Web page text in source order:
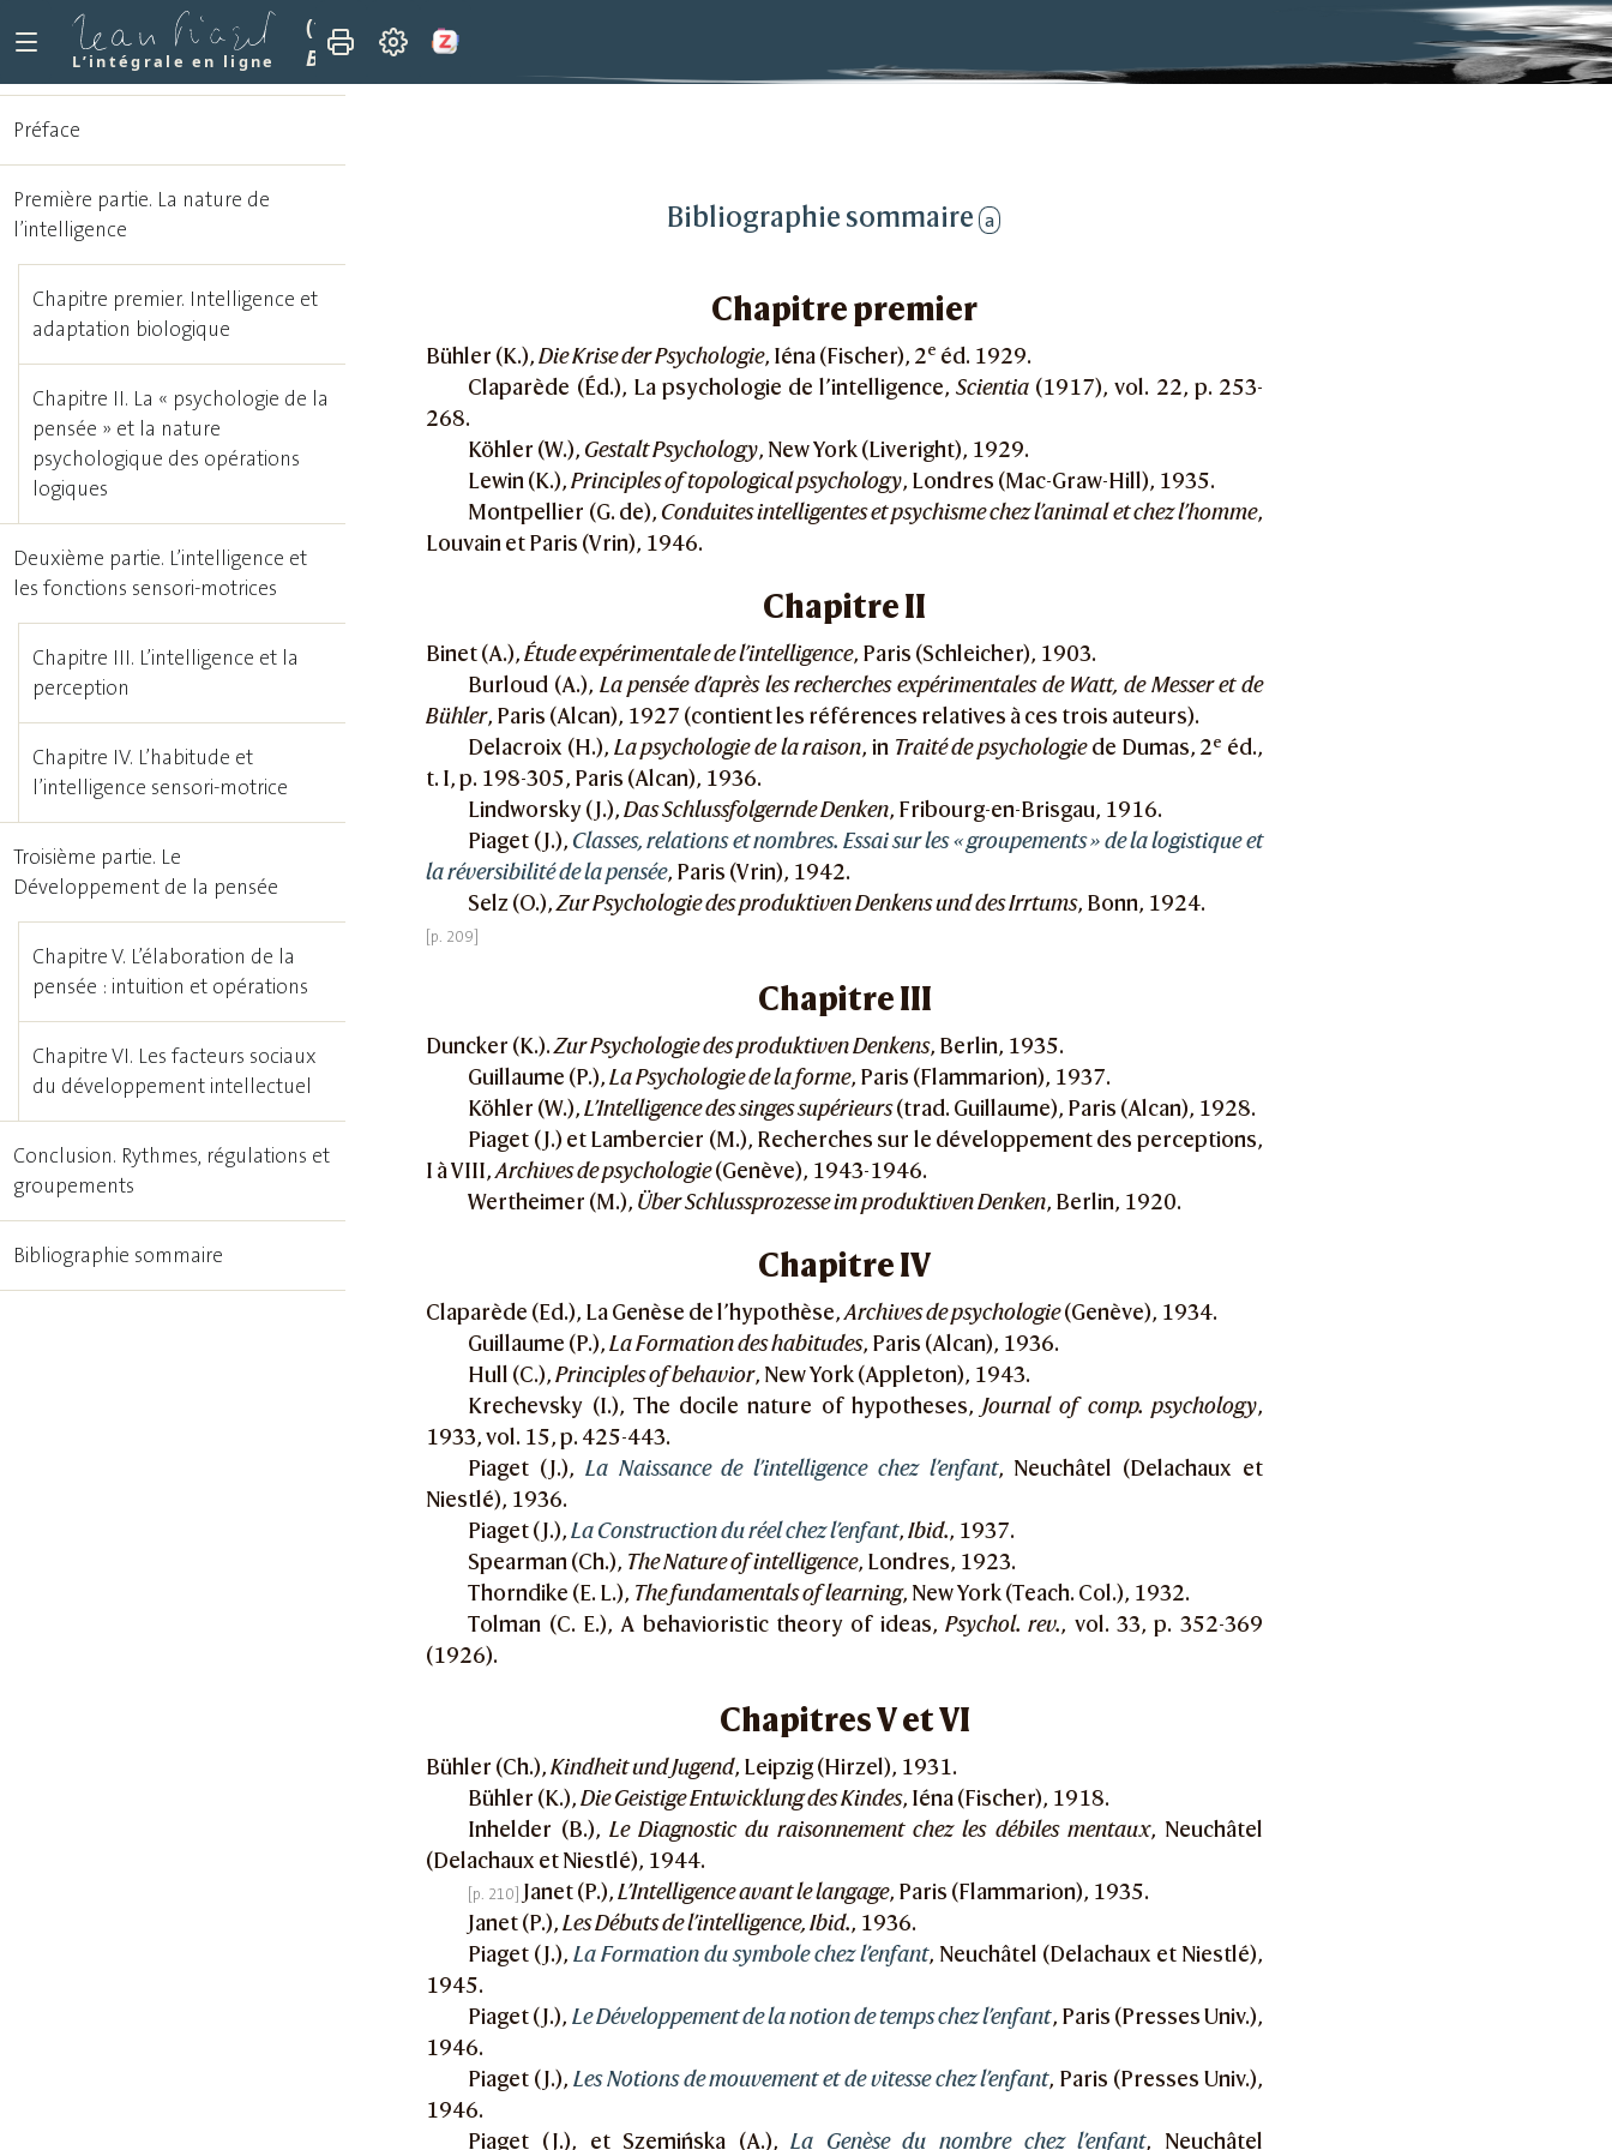
L’intégrale en ligne
(1947)
La psychologie de l’intelligence
Bibliographie sommaire
Bibliographie sommaire a
Chapitre premier
Bühler (K.),Die Krise der Psychologie, Iéna (Fischer), 2e éd. 1929.
Claparède (Éd.), La psychologie de l’intelligence,Scientia (1917), vol. 22, p. 253-
268.
Köhler (W.), Gestalt Psychology, New York (Liveright), 1929.
Lewin (K.),Principles of topological psychology, Londres (Mac-Graw-Hill), 1935.
Montpellier (G. de), Conduites intelligentes et psychisme chez l’animal et chez l’homme,
Louvain et Paris (Vrin), 1946.
Chapitre II
Binet (A.),Étude expérimentale de l’intelligence, Paris (Schleicher), 1903.
Burloud (A.), La pensée d’après les recherches expérimentales de Watt, de Messer et de
Bühler, Paris (Alcan), 1927 (contient les références relatives à ces trois auteurs).
Delacroix (H.), La psychologie de la raison, in Traité de psychologiede Dumas, 2e éd.,
t. I, p. 198-305, Paris (Alcan), 1936.
Lindworsky (J.),Das Schlussfolgernde Denken, Fribourg-en-Brisgau, 1916.
Piaget (J.), Classes, relations et nombres. Essai sur les « groupements » de la logistique et
la réversibilité de la pensée, Paris (Vrin), 1942.
Selz (O.),Zur Psychologie des produktiven Denkens und des Irrtums, Bonn, 1924.
Chapitre III
Duncker (K.).Zur Psychologie des produktiven Denkens, Berlin, 1935.
Guillaume (P.),La Psychologie de la forme, Paris (Flammarion), 1937.
Köhler (W.),L’Intelligence des singes supérieurs(trad. Guillaume), Paris (Alcan), 1928.
Piaget (J.) et Lambercier (M.), Recherches sur le développement des perceptions,
I à VIII,Archives de psychologie(Genève), 1943-1946.
Wertheimer (M.), Über Schlussprozesse im produktiven Denken, Berlin, 1920.
Chapitre IV
Claparède (Ed.), La Genèse de l’hypothèse,Archives de psychologie(Genève), 1934.
Guillaume (P.),La Formation des habitudes, Paris (Alcan), 1936.
Hull (C.),Principles of behavior, New York (Appleton), 1943.
Krechevsky (I.), The docile nature of hypotheses,Journal of comp. psychology,
1933, vol. 15, p. 425-443.
Piaget (J.), La Naissance de l’intelligence chez l’enfant, Neuchâtel (Delachaux et
Niestlé), 1936.
Piaget (J.),La Construction du réel chez l’enfant,Ibid., 1937.
Spearman (Ch.), The Nature of intelligence, Londres, 1923.
Thorndike (E. L.), The fundamentals of learning, New York (Teach. Col.), 1932.
Tolman (C. E.), A behavioristic theory of ideas,Psychol. rev., vol. 33, p. 352-369
(1926).
Chapitres V et VI
Bühler (Ch.),Kindheit und Jugend, Leipzig (Hirzel), 1931.
Bühler (K.),Die Geistige Entwicklung des Kindes, Iéna (Fischer), 1918.
Inhelder (B.), Le Diagnostic du raisonnement chez les débiles mentaux, Neuchâtel
(Delachaux et Niestlé), 1944.
Janet (P.),L’Intelligence avant le langage, Paris (Flammarion), 1935.
Janet (P.),Les Débuts de l’intelligence, Ibid., 1936.
Piaget (J.),La Formation du symbole chez l’enfant, Neuchâtel (Delachaux et Niestlé),
1945.
Piaget (J.), Le Développement de la notion de temps chez l’enfant, Paris (Presses Univ.),
1946.
Piaget (J.), Les Notions de mouvement et de vitesse chez l’enfant, Paris (Presses Univ.),
1946.
Piaget (J.), et Szemińska (A.),La Genèse du nombre chez l’enfant, Neuchâtel
Préface
Première partie. La nature de
l’intelligence
Chapitre premier. Intelligence et
adaptation biologique
Chapitre II. La « psychologie de la
pensée » et la nature
psychologique des opérations
logiques
Deuxième partie. L’intelligence et
les fonctions sensori-motrices
Chapitre III. L’intelligence et la
perception
Chapitre IV. L’habitude et
l’intelligence sensori-motrice
Troisième partie. Le
Développement de la pensée
Chapitre V. L’élaboration de la
pensée : intuition et opérations
Chapitre VI. Les facteurs sociaux
du développement intellectuel
Conclusion. Rythmes, régulations et
groupements
Bibliographie sommaire